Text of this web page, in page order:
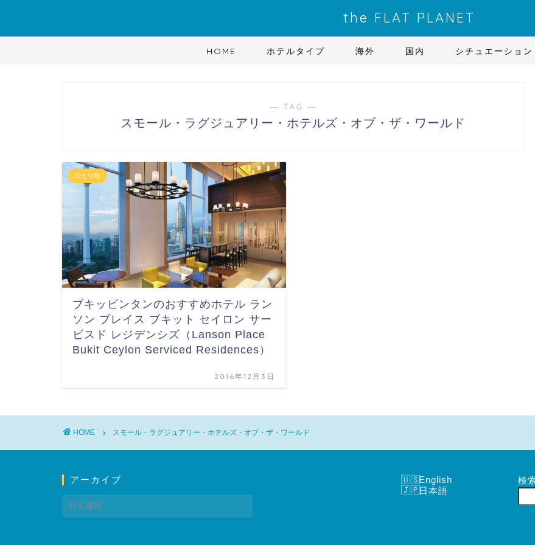
the FLAT PLANET
HOME ホテルタイプ 海外 国内 シチュエーション
― TAG ―
スモール・ラグジュアリー・ホテルズ・オブ・ザ・ワールド
ひとり旅
ブキッビンタンのおすすめホテル ラン
ソン プレイス ブキット セイロン サー
ビスド レジデンシズ（Lanson Place
Bukit Ceylon Serviced Residences‎）
2016年12月3日
HOME スモール・ラグジュアリー・ホテルズ・オブ・ザ・ワールド
アーカイブ
ア
ー
English
日本語
検